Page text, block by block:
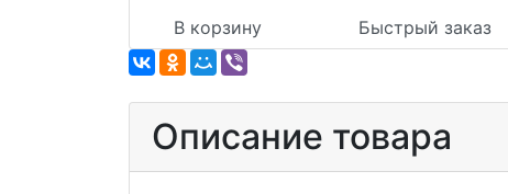
В корзину Быстрый заказ
Описание товара